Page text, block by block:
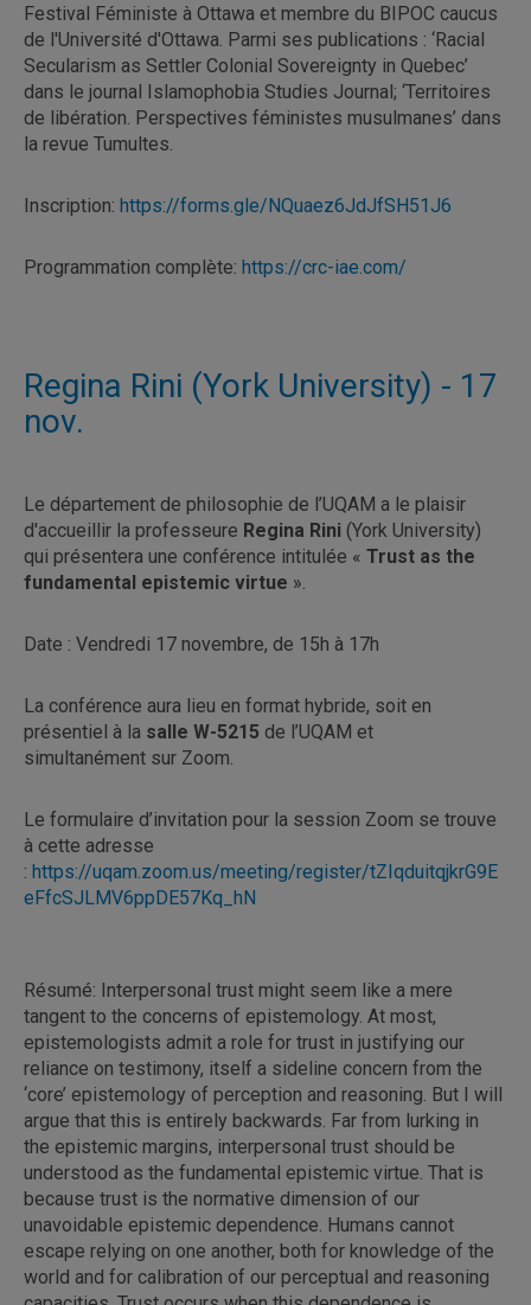
Festival Féministe à Ottawa et membre du BIPOC caucus
de l'Université d'Ottawa. Parmi ses publications : ‘Racial
Secularism as Settler Colonial Sovereignty in Quebec’
dans le journal Islamophobia Studies Journal; ‘Territoires
de libération. Perspectives féministes musulmanes’ dans
la revue Tumultes.
Inscription: https://forms.gle/NQuaez6JdJfSH51J6
Programmation complète: https://crc-iae.com/
Regina Rini (York University) - 17
nov.
Le département de philosophie de l’UQAM a le plaisir
d'accueillir la professeure Regina Rini (York University)
qui présentera une conférence intitulée « Trust as the
fundamental epistemic virtue ».
Date : Vendredi 17 novembre, de 15h à 17h
La conférence aura lieu en format hybride, soit en
présentiel à la salle W-5215 de l’UQAM et
simultanément sur Zoom.
Le formulaire d’invitation pour la session Zoom se trouve
à cette adresse
: https://uqam.zoom.us/meeting/register/tZIqduitqjkrG9E
eFfcSJLMV6ppDE57Kq_hN
Résumé: Interpersonal trust might seem like a mere
tangent to the concerns of epistemology. At most,
epistemologists admit a role for trust in justifying our
reliance on testimony, itself a sideline concern from the
‘core’ epistemology of perception and reasoning. But I will
argue that this is entirely backwards. Far from lurking in
the epistemic margins, interpersonal trust should be
understood as the fundamental epistemic virtue. That is
because trust is the normative dimension of our
unavoidable epistemic dependence. Humans cannot
escape relying on one another, both for knowledge of the
world and for calibration of our perceptual and reasoning